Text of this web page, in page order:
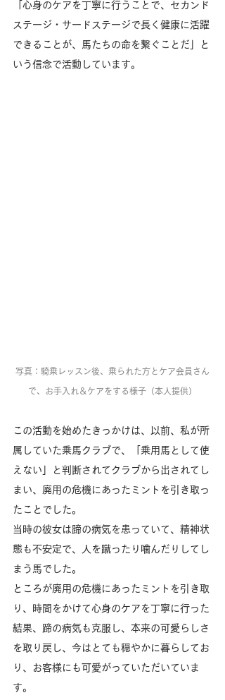
「心身のケアを丁寧に行うことで、セカンド
ステージ・サードステージで長く健康に活躍
できることが、馬たちの命を繋ぐことだ」と
いう信念で活動しています。
写真：騎乗レッスン後、乗られた方とケア会員さん
で、お手入れ＆ケアをする様子（本人提供）
この活動を始めたきっかけは、以前、私が所
属していた乗馬クラブで、「乗用馬として使
えない」と判断されてクラブから出されてし
まい、廃用の危機にあったミントを引き取っ
たことでした。
当時の彼女は蹄の病気を患っていて、精神状
態も不安定で、人を蹴ったり噛んだりしてし
まう馬でした。
ところが廃用の危機にあったミントを引き取
り、時間をかけて心身のケアを丁寧に行った
結果、蹄の病気も克服し、本来の可愛らしさ
を取り戻し、今はとても穏やかに暮らしてお
り、お客様にも可愛がっていただいていま
す。